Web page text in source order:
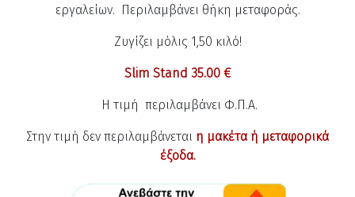
εργαλείων. Περιλαμβάνει θήκη μεταφοράς.
Ζυγίζει μόλις 1,50 κιλό!
Slim Stand 35.00 €
Η τιμή περιλαμβάνει Φ.Π.Α.
Στην τιμή δεν περιλαμβάνεται η μακέτα ή μεταφορικά
έξοδα.